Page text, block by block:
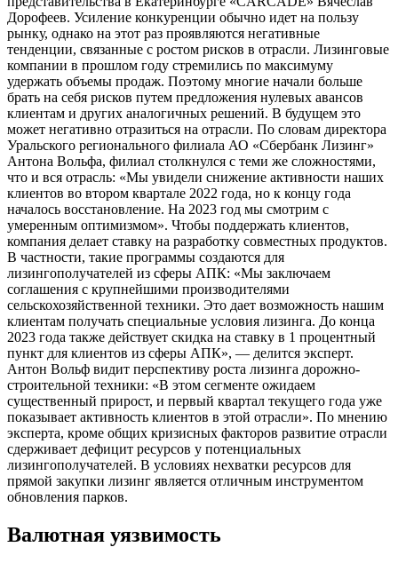
Дорофеев. Усиление конкуренции обычно идет на пользу
рынку, однако на этот раз проявляются негативные
тенденции, связанные с ростом рисков в отрасли. Лизинговые
компании в прошлом году стремились по максимуму
удержать объемы продаж. Поэтому многие начали больше
брать на себя рисков путем предложения нулевых авансов
клиентам и других аналогичных решений. В будущем это
может негативно отразиться на отрасли. По словам директора
Уральского регионального филиала АО «Сбербанк Лизинг»
Антона Вольфа, филиал столкнулся с теми же сложностями,
что и вся отрасль: «Мы увидели снижение активности наших
клиентов во втором квартале 2022 года, но к концу года
началось восстановление. На 2023 год мы смотрим с
умеренным оптимизмом». Чтобы поддержать клиентов,
компания делает ставку на разработку совместных продуктов.
В частности, такие программы создаются для
лизингополучателей из сферы АПК: «Мы заключаем
соглашения с крупнейшими производителями
сельскохозяйственной техники. Это дает возможность нашим
клиентам получать специальные условия лизинга. До конца
2023 года также действует скидка на ставку в 1 процентный
пункт для клиентов из сферы АПК», — делится эксперт.
Антон Вольф видит перспективу роста лизинга дорожно-
строительной техники: «В этом сегменте ожидаем
существенный прирост, и первый квартал текущего года уже
показывает активность клиентов в этой отрасли». По мнению
эксперта, кроме общих кризисных факторов развитие отрасли
сдерживает дефицит ресурсов у потенциальных
лизингополучателей. В условиях нехватки ресурсов для
прямой закупки лизинг является отличным инструментом
обновления парков.
Валютная уязвимость